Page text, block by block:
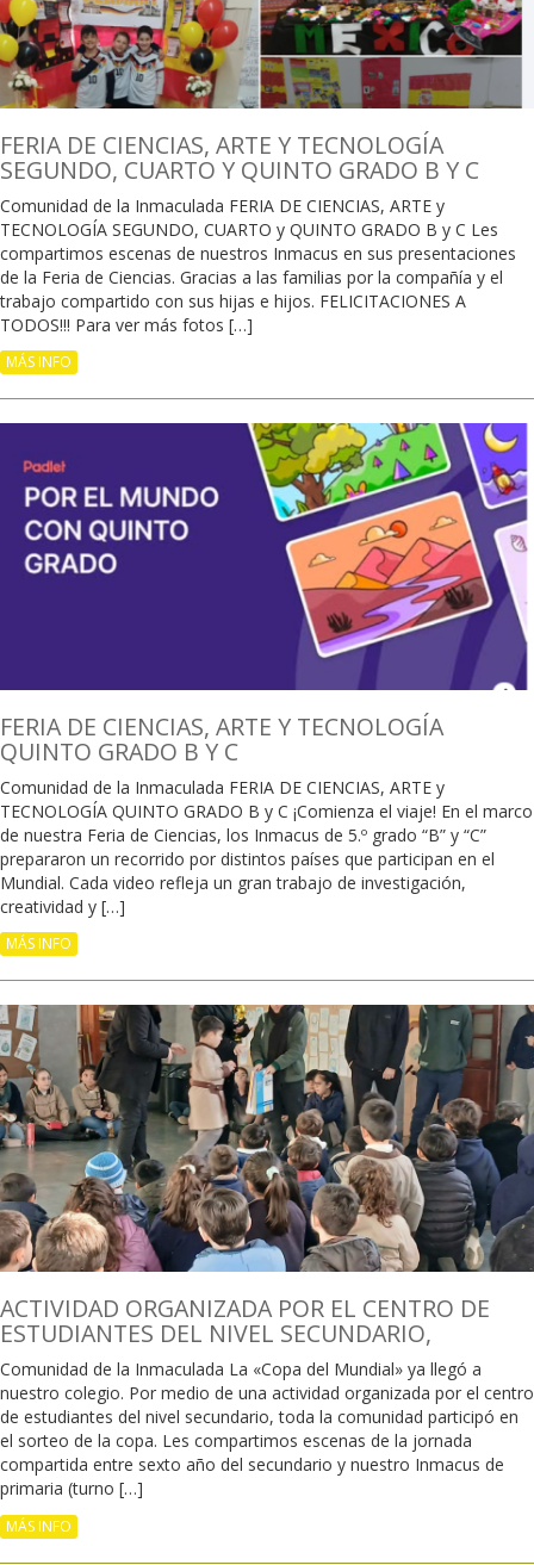
FERIA DE CIENCIAS, ARTE Y TECNOLOGÍA
SEGUNDO, CUARTO Y QUINTO GRADO B Y C
Comunidad de la Inmaculada FERIA DE CIENCIAS, ARTE y
TECNOLOGÍA SEGUNDO, CUARTO y QUINTO GRADO B y C Les
compartimos escenas de nuestros Inmacus en sus presentaciones
de la Feria de Ciencias. Gracias a las familias por la compañía y el
trabajo compartido con sus hijas e hijos. FELICITACIONES A
TODOS!!! Para ver más fotos […]
MÁS INFO
FERIA DE CIENCIAS, ARTE Y TECNOLOGÍA
QUINTO GRADO B Y C
Comunidad de la Inmaculada FERIA DE CIENCIAS, ARTE y
TECNOLOGÍA QUINTO GRADO B y C ¡Comienza el viaje! En el marco
de nuestra Feria de Ciencias, los Inmacus de 5.º grado “B” y “C”
prepararon un recorrido por distintos países que participan en el
Mundial. Cada video refleja un gran trabajo de investigación,
creatividad y […]
MÁS INFO
ACTIVIDAD ORGANIZADA POR EL CENTRO DE
ESTUDIANTES DEL NIVEL SECUNDARIO,
Comunidad de la Inmaculada La «Copa del Mundial» ya llegó a
nuestro colegio. Por medio de una actividad organizada por el centro
de estudiantes del nivel secundario, toda la comunidad participó en
el sorteo de la copa. Les compartimos escenas de la jornada
compartida entre sexto año del secundario y nuestro Inmacus de
primaria (turno […]
MÁS INFO